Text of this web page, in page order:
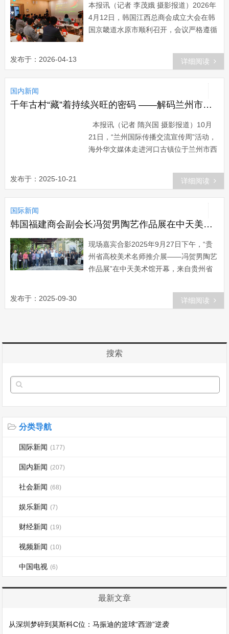
孙润是攀枝花盐边县昔格达村的“归···...
本报讯（记者 李茂娥 摄影报道）2026年
4月12日，韩国江西总商会成立大会在韩
国京畿道水原市顺利召开，会议严格遵循
领导班子及顾问团队，标志着该商会正式
投入运营，将为在韩赣籍侨商搭建合作桥
梁、凝聚发展合力。会议由国际多文化交
流协会会长、韩国川渝总商会秘书长、中
韩双语节目主持人王科主持。当选韩国江
说中表示，韩国江西总商会将以服务···...
发布于：2026-04-13 详细阅读
国内新闻
千年古村“藏”着持续兴旺的密码 ——解码兰州市西固区河口镇河口村
本报讯（记者 隋兴国 摄影报道）10月
21日，“兰州国际传播交流宣传周”活动，
海外华文媒体走进河口古镇位于兰州市西
里，距西固主城区24公里。河口古镇地国
道109线、312线和兰海高速公路交汇贯
境，速通道穿镇而过。早在汉魏时期，河
口就是通往河西走廊、湟水流域的重要关
卡，是古丝绸之路上通商旅游的重镇，也
青···...
发布于：2025-10-21 详细阅读
国际新闻
韩国福建商会副会长冯贺男陶艺作品展在中天美术馆开幕
现场嘉宾合影2025年9月27日下午，“贵
州省高校美术名师推介展——冯贺男陶艺
作品展”在中天美术馆开幕，来自贵州省
工程应用技术学院以及贵州省美术家协会
的有关负责人及相关部门领导、师生和全
省文学艺术界联合会和贵州省教育厅联合
主办，贵州工程应用技术学院、贵州省美
发布于：2025-09-30 详细阅读
搜索
分类导航
国际新闻 (177)
国内新闻 (207)
社会新闻 (68)
娱乐新闻 (7)
财经新闻 (19)
视频新闻 (10)
中国电视 (6)
最新文章
从深圳梦碎到莫斯科C位：马振迪的篮球“西游”逆袭